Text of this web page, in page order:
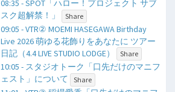
08:35 - SPOT「ハロー！プロジェクト サブ
スク超解禁！」
Share
09:05 - VTR② MOEMI HASEGAWA Birthday
Live 2026 萌ゆる花飾りをあなたに ツアー
日記（4.4 LIVE STUDIO LODGE）
Share
10:05 - スタジオトーク「口先だけのマニフ
ェスト」について
Share